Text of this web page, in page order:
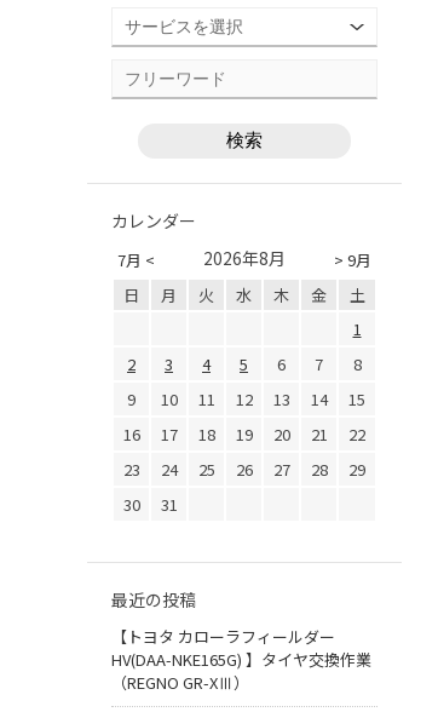
カレンダー
7月 < > 9月
2026年8月
日 月 火 水 木 金
土
1
2
3 4 5 6 7
8
9
10 11 12 13 14
15
16
17 18 19 20 21
22
23
24 25 26 27 28
29
30
31
最近の投稿
【トヨタ カローラフィールダー
HV(DAA-NKE165G) 】タイヤ交換作業
（REGNO GR-XⅢ）